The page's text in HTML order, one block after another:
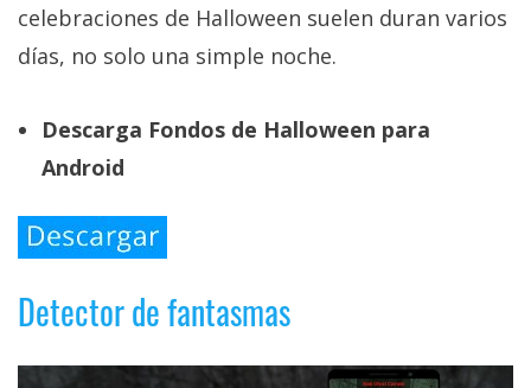
celebraciones de Halloween suelen duran varios
días, no solo una simple noche.
Descarga Fondos de Halloween para
Android
Detector de fantasmas